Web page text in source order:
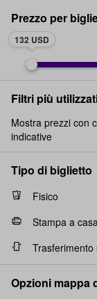
Prezzo per
132 USD
Filtri più
Mostra prezzi con
indicative
Tipo di biglietto
Fisico
Stampa a casa
Opzioni mappa